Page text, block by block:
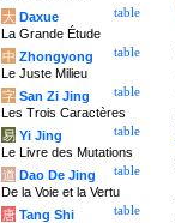
table
大 Daxue
La Grande Étude
table
中 Zhongyong
Le Juste Milieu
table
字 San Zi Jing
Les Trois Caractères
table
易 Yi Jing
Le Livre des Mutations
table
道 Dao De Jing
De la Voie et la Vertu
table
唐 Tang Shi